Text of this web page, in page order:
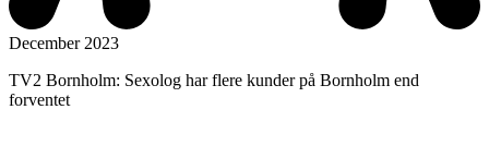
December 2023
TV2 Bornholm: Sexolog har flere kunder på Bornholm end
forventet